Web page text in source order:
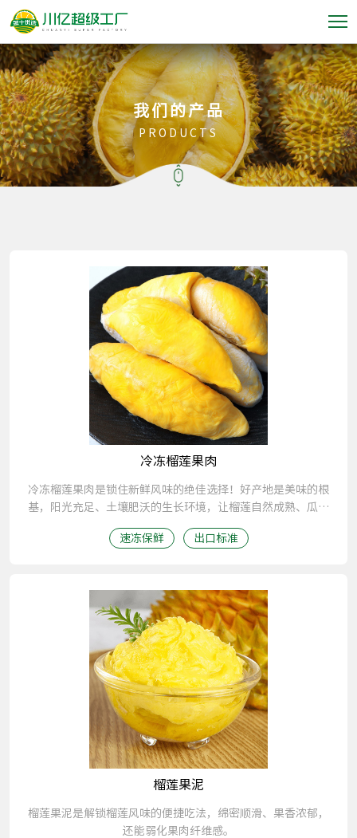
我们的产品
PRODUCTS
冷冻榴莲果肉
冷冻榴莲果肉是锁住新鲜风味的绝佳选择！好产地是美味的根
基，阳光充足、土壤肥沃的生长环境，让榴莲自然成熟、瓜熟
香气直击舌尖；搭配 - 179℃液氮冷冻技术，瞬间定格新鲜本
速冻保鲜 出口标准
榴莲果泥
榴莲果泥是解锁榴莲风味的便捷吃法，绵密顺滑、果香浓郁，
还能弱化果肉纤维感。